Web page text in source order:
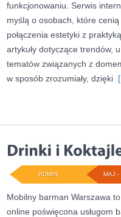
funkcjonowaniu. Serwis
myślą o osobach, które
połączenia estetyki z
artykuły dotyczące trendów,
tematów związanych z
w sposób zrozumiały, dzięki
MAJ -
ADMIN
Mobilny barman Warszawa
online poświęcona usługom